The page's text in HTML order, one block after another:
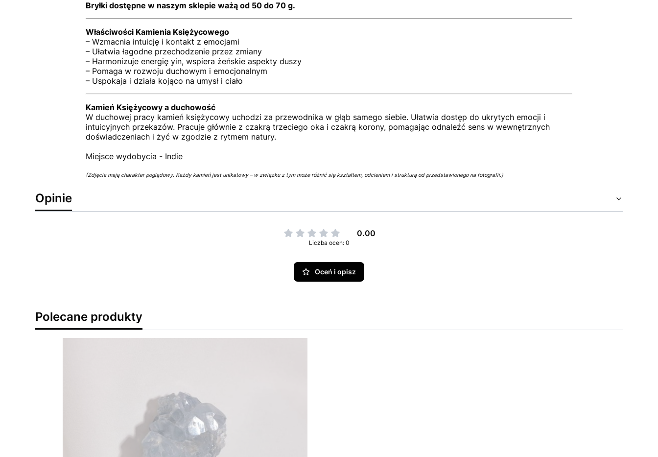
Bryłki dostępne w naszym sklepie ważą od 50 do 70 g.
Właściwości Kamienia Księżycowego
– Wzmacnia intuicję i kontakt z emocjami
– Ułatwia łagodne przechodzenie przez zmiany
– Harmonizuje energię yin, wspiera żeńskie aspekty duszy
– Pomaga w rozwoju duchowym i emocjonalnym
– Uspokaja i działa kojąco na umysł i ciało
Kamień Księżycowy a duchowość
W duchowej pracy kamień księżycowy uchodzi za przewodnika w głąb samego siebie. Ułatwia dostęp do ukrytych emocji i
intuicyjnych przekazów. Pracuje głównie z czakrą trzeciego oka i czakrą korony, pomagając odnaleźć sens w wewnętrznych
doświadczeniach i żyć w zgodzie z rytmem natury.
Miejsce wydobycia - Indie
(Zdjęcia mają charakter poglądowy. Każdy kamień jest unikatowy – w związku z tym może różnić się kształtem, odcieniem i strukturą od przedstawionego na fotografii.)
Opinie
0.00
Liczba ocen: 0
Oceń i opisz
Polecane produkty